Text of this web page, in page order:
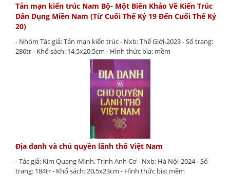
Tản mạn kiến trúc Nam Bộ- Một Biên Khảo Về Kiến Trúc
Dân Dụng Miền Nam (Từ Cuối Thế Kỷ 19 Đến Cuối Thế Kỷ
20)
- Nhóm Tác giả: Tản mạn kiến trúc - Nxb: Thế Giới-2023 - Số trang:
286tr - Khổ sách: 14,5x20,5cm - Hình thức bìa: mềm
Địa danh và chủ quyền lãnh thổ Việt Nam
- Tác giả: Kim Quang Minh, Trịnh Anh Cơ - Nxb: Hà Nội-2024 - Số
trang: 184tr - Khổ sách: 20,5x23cm - Hình thức bìa: mềm